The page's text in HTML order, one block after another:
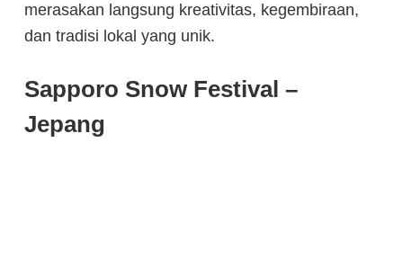
merasakan langsung kreativitas, kegembiraan,
dan tradisi lokal yang unik.
Sapporo Snow Festival –
Jepang